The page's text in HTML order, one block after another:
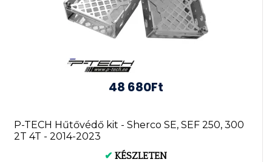
48 680Ft
P-TECH Hűtővédő kit - Sherco SE, SEF 250, 300
2T 4T - 2014-2023
✔ KÉSZLETEN